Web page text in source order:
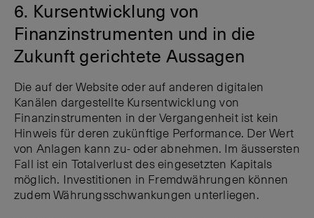
6. Kursentwicklung von
Finanzinstrumenten und in die
Zukunft gerichtete Aussagen
Die auf der Website oder auf anderen digitalen
Kanälen dargestellte Kursentwicklung von
Finanzinstrumenten in der Vergangenheit ist kein
Hinweis für deren zukünftige Performance. Der Wert
von Anlagen kann zu- oder abnehmen. Im äussersten
Fall ist ein Totalverlust des eingesetzten Kapitals
möglich. Investitionen in Fremdwährungen können
zudem Währungsschwankungen unterliegen.